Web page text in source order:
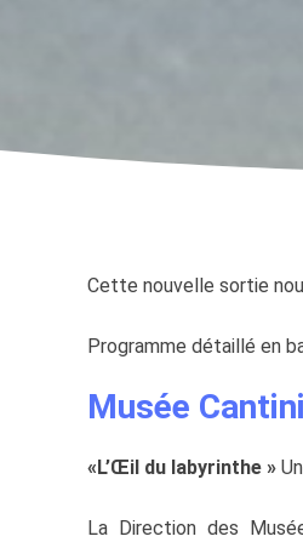
Cette nouvelle sortie
Programme détaillé en
Musée
«L’Œil du labyrinthe »
La Direction des